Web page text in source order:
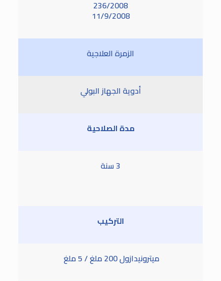
236/2008
11/9/2008
الزمرة العلاجية
أدوية الجهاز البولي
مدة الصلاحية
3 سنة
التركيب
ميترونيدازول 200 ملغ / 5 ملغ